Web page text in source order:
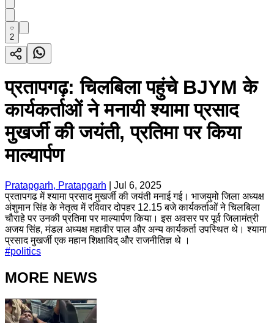
2
प्रतापगढ़: चिलबिला पहुंचे BJYM के
कार्यकर्ताओं ने मनायी श्यामा प्रसाद
मुखर्जी की जयंती, प्रतिमा पर किया
माल्यार्पण
Pratapgarh, Pratapgarh
Jul 6, 2025
प्रतापगढ में श्यामा प्रसाद मुखर्जी की जयंती मनाई गई। भाजयुमो जिला अध्यक्ष
अंशुमान सिंह के नेतृत्व में रविवार दोपहर 12.15 बजे कार्यकर्ताओं ने चिलबिला
चौराहे पर उनकी प्रतिमा पर माल्यार्पण किया। इस अवसर पर पूर्व जिलामंत्री
अजय सिंह, मंडल अध्यक्ष महावीर पाल और अन्य कार्यकर्ता उपस्थित थे। श्यामा
प्रसाद मुखर्जी एक महान शिक्षाविद् और राजनीतिज्ञ थे ।
#politics
MORE NEWS